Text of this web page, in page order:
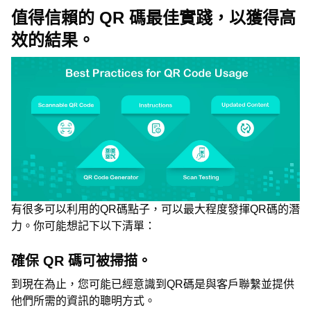
值得信賴的 QR 碼最佳實踐，以獲得高
效的結果。
有很多可以利用的QR碼點子，可以最大程度發揮QR碼的潛
力。你可能想記下以下清單：
確保 QR 碼可被掃描。
到現在為止，您可能已經意識到QR碼是與客戶聯繫並提供
他們所需的資訊的聰明方式。